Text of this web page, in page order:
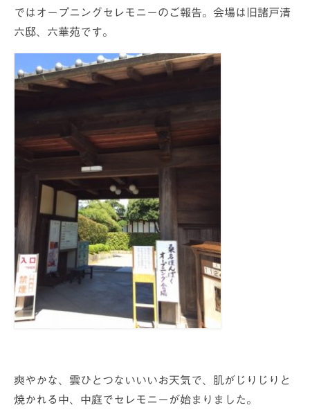
ではオープニングセレモニーのご報告。会場は旧諸戸清
六邸、六華苑です。
爽やかな、雲ひとつないいいお天気で、肌がじりじりと
焼かれる中、中庭でセレモニーが始まりました。